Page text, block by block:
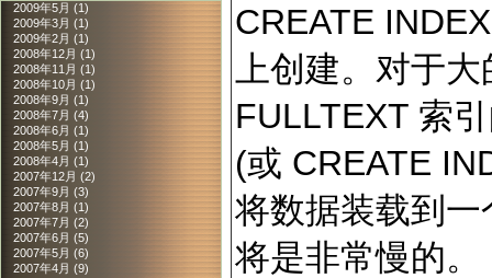
2009年5月 (1)
2009年3月 (1)
2009年2月 (1)
2008年12月 (1)
2008年11月 (1)
2008年10月 (1)
2008年9月 (1)
2008年7月 (4)
2008年6月 (1)
2008年5月 (1)
2008年4月 (1)
2007年12月 (2)
2007年9月 (3)
2007年8月 (1)
2007年7月 (2)
2007年6月 (5)
2007年5月 (6)
2007年4月 (9)
CREATE
上创建。对于
FULLTEXT 索
(或 CREATE
将数据装载到
将是非常慢的。